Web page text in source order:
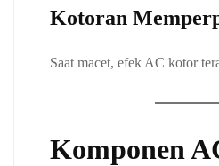
Kotoran
Saat macet, efek AC kotor
Komponen